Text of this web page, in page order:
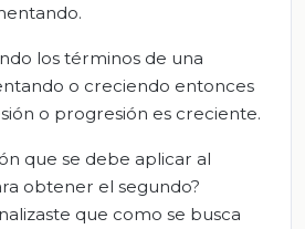
los términos de una
o creciendo entonces
o progresión es creciente.
que se debe aplicar al
obtener el segundo?
que como se busca